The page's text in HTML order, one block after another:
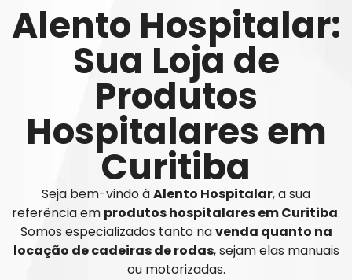
Alento Hospitalar:
Sua Loja de
Produtos
Hospitalares em
Curitiba
Seja bem-vindo àAlento Hospitalar, a sua
referência em produtos hospitalares em Curitiba.
Somos especializados tanto navenda quanto na
locação de cadeiras de rodas, sejam elas manuais
ou motorizadas.